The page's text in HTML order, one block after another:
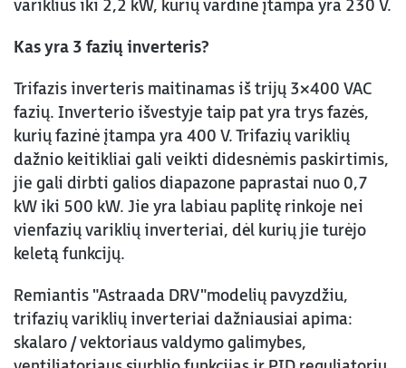
variklius iki 2,2 kW, kurių vardinė įtampa yra 230 V.
Kas yra 3 fazių inverteris?
Trifazis inverteris maitinamas iš trijų 3×400 VAC
fazių. Inverterio išvestyje taip pat yra trys fazės,
kurių fazinė įtampa yra 400 V. Trifazių variklių
dažnio keitikliai gali veikti didesnėmis paskirtimis,
jie gali dirbti galios diapazone paprastai nuo 0,7
kW iki 500 kW. Jie yra labiau paplitę rinkoje nei
vienfazių variklių inverteriai, dėl kurių jie turėjo
keletą funkcijų.
Remiantis "Astraada DRV"modelių pavyzdžiu,
trifazių variklių inverteriai dažniausiai apima:
skalaro / vektoriaus valdymo galimybes,